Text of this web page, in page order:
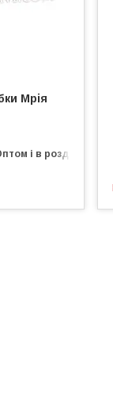
Мрія
і в роздріб